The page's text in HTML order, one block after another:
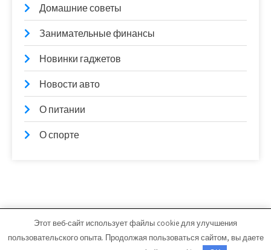
Домашние советы
Занимательные финансы
Новинки гаджетов
Новости авто
О питании
О спорте
ruslezviya.ru - Работает на WordPress
Тема от Grace Themes
Этот веб-сайт использует файлы cookie для улучшения
пользовательского опыта. Продолжая пользоваться сайтом, вы даете